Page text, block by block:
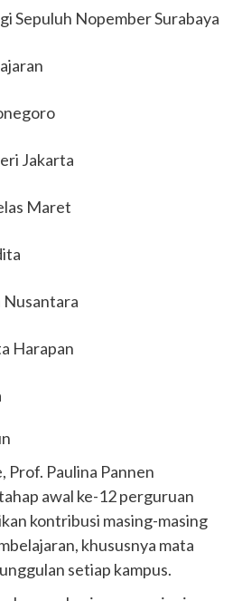
Sepuluh Nopember Surabaya
Jakarta
Maret
Nusantara
Harapan
Prof. Paulina Pannen
awal ke-12 perguruan
kontribusi masing-masing
khususnya mata
setiap kampus.